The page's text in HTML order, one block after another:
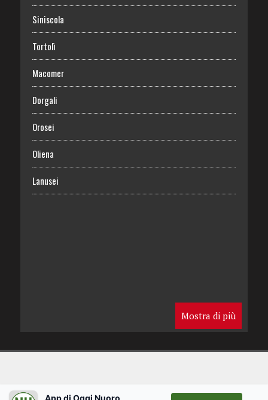
Siniscola
Tortolì
Macomer
Dorgali
Orosei
Oliena
Lanusei
Mostra di più
App di Oggi Nuoro